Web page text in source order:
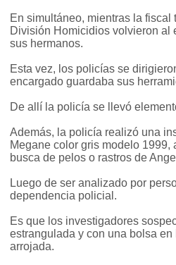
En simultáneo, mientras la
División Homicidios volvieron al
sus hermanos.
Esta vez, los policías se
encargado guardaba sus
De allí la policía se llevó
Además, la policía realizó una
Megane color gris modelo
busca de pelos o rastros de
Luego de ser analizado por
dependencia policial.
Es que los investigadores
estrangulada y con una bolsa
arrojada.